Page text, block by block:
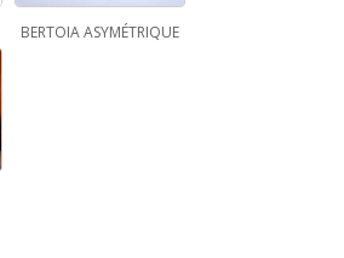
BERTOIA ASYMÉTRIQUE